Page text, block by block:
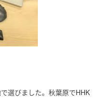
選びました。秋葉原でHHK